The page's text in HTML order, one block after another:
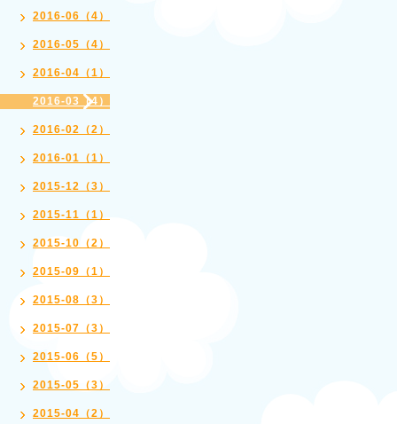
2016-06（4）
2016-05（4）
2016-04（1）
2016-03（4）
2016-02（2）
2016-01（1）
2015-12（3）
2015-11（1）
2015-10（2）
2015-09（1）
2015-08（3）
2015-07（3）
2015-06（5）
2015-05（3）
2015-04（2）